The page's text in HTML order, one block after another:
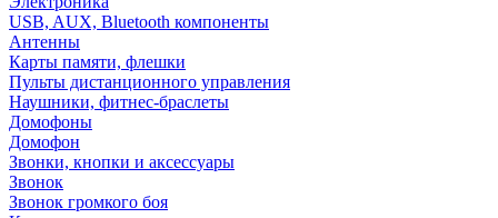
USB, AUX, Bluetooth компоненты
Антенны
Карты памяти, флешки
Пульты дистанционного управления
Наушники, фитнес-браслеты
Домофоны
Домофон
Звонки, кнопки и аксессуары
Звонок
Звонок громкого боя